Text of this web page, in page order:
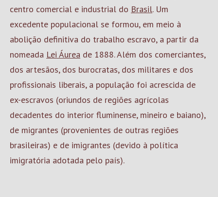
centro comercial e industrial do Brasil. Um
excedente populacional se formou, em meio à
abolição definitiva do trabalho escravo, a partir da
nomeada Lei Áurea de 1888. Além dos comerciantes,
dos artesãos, dos burocratas, dos militares e dos
profissionais liberais, a população foi acrescida de
ex-escravos (oriundos de regiões agrícolas
decadentes do interior fluminense, mineiro e baiano),
de migrantes (provenientes de outras regiões
brasileiras) e de imigrantes (devido à política
imigratória adotada pelo país).